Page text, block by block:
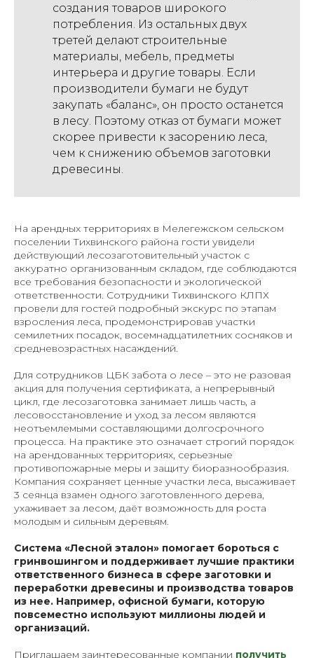
создания товаров широкого
потребления. Из остальных двух
третей делают строительные
материалы, мебель, предметы
интерьера и другие товары. Если
производители бумаги не будут
закупать «баланс», он просто останется
в лесу. Поэтому отказ от бумаги может
скорее привести к засорению леса,
чем к снижению объемов заготовки
древесины.
На арендных территориях в Мелегежском сельском
поселении Тихвинского района гости увидели
действующий лесозаготовительный участок с
аккуратно организованным складом, где соблюдаются
все требования безопасности и экологической
ответственности. Сотрудники Тихвинского КЛПХ
провели для гостей подробный экскурс по этапам
взросления леса, продемонстрировав участки
семилетних посадок, восемнадцатилетних сосняков и
средневозрастных насаждений.
Для сотрудников ЦБК забота о лесе – это не разовая
акция для получения сертификата, а непрерывный
цикл, где лесозаготовка занимает лишь часть, а
лесовосстановление и уход за лесом являются
неотъемлемыми составляющими долгосрочного
процесса. На практике это означает строгий порядок
на арендованных территориях, серьезные
противопожарные меры и защиту биоразнообразия.
Компания сохраняет ценные участки леса, высаживает
3 сеянца взамен одного заготовленного дерева,
ухаживает за лесом, даёт возможность для роста
молодым и сильным деревьям.
Система «Лесной эталон» помогает бороться с
гринвошингом и поддерживает лучшие практики
ответственного бизнеса в сфере заготовки и
переработки древесины и производства товаров
из нее. Например, офисной бумаги, которую
повсеместно используют миллионы людей и
организаций.
Приглашаем заинтересованные компании получить